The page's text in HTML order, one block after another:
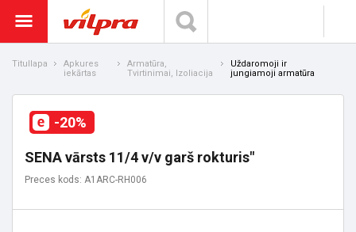
Titullapa
Apkures
iekārtas
Armatūra,
Tvirtinimai, Izoliacija
Uždaromoji ir
jungiamoji armatūra
-20%
SENA vārsts 11/4 v/v garš rokturis"
Preces kods: A1ARC-RH006